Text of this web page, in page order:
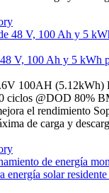
V, 100 Ah y 5 kWh
100AH (5.12kWh)
ciclos @DOD 80%
el rendimiento
de carga y